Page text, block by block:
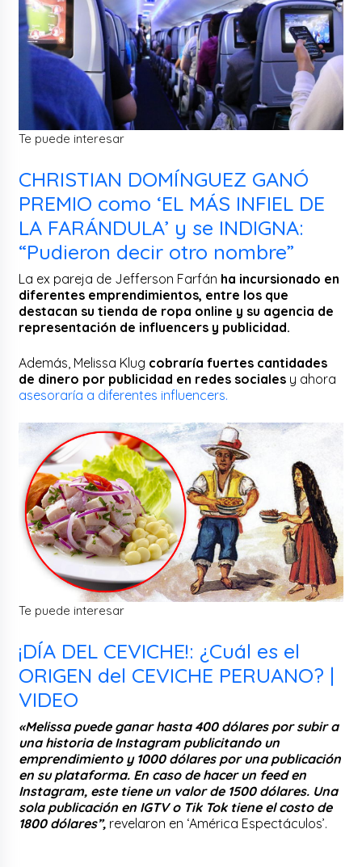
Te puede interesar
CHRISTIAN DOMÍNGUEZ GANÓ
PREMIO como ‘EL MÁS INFIEL DE
LA FARÁNDULA’ y se INDIGNA:
“Pudieron decir otro nombre”
La ex pareja de Jefferson Farfán ha incursionado en
diferentes emprendimientos, entre los que
destacan su tienda de ropa online y su agencia de
representación de influencers y publicidad.
Además, Melissa Klug cobraría fuertes cantidades
de dinero por publicidad en redes sociales y ahora
asesoraría a diferentes influencers.
Te puede interesar
¡DÍA DEL CEVICHE!: ¿Cuál es el
ORIGEN del CEVICHE PERUANO? |
VIDEO
«Melissa puede ganar hasta 400 dólares por subir a
una historia de Instagram publicitando un
emprendimiento y 1000 dólares por una publicación
en su plataforma. En caso de hacer un feed en
Instagram, este tiene un valor de 1500 dólares. Una
sola publicación en IGTV o Tik Tok tiene el costo de
1800 dólares”, revelaron en ‘América Espectáculos’.